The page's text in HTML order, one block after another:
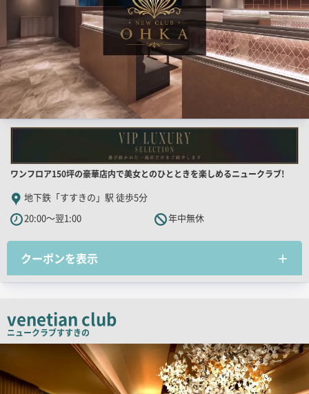
店
舗
PR
キ
ャ
チ
ー
ワンフロア150坪の豪華店内で美女とのひとときを楽しめるニュークラブ!
地下鉄「すすきの」駅 徒歩5分
20:00～翌1:00
年中無休
クーポンを表示
venetian club
ニュークラブすすきの
検
結
果
一